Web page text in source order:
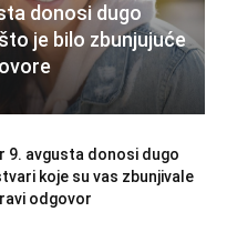
donosi dugo
je bilo zbunjujuće
9. avgusta donosi dugo
koje su vas zbunjivale
odgovor